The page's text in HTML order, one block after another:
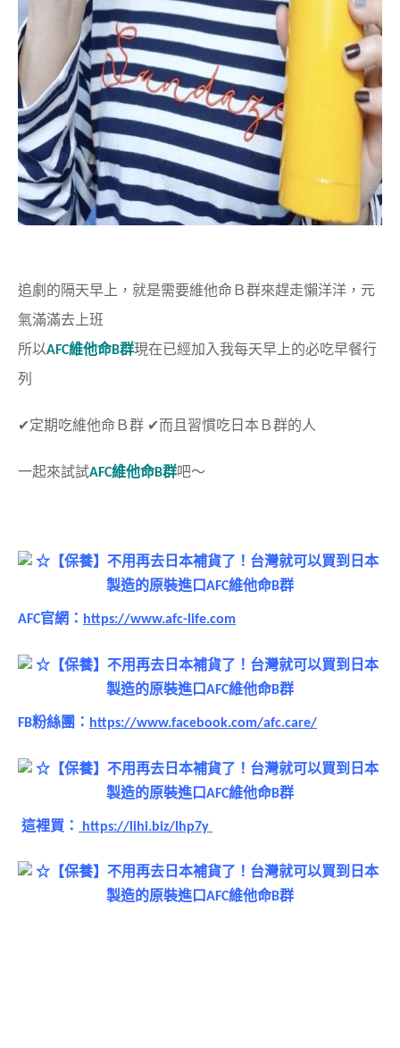
追劇的隔天早上， 就是需要維他命Ｂ群來趕走懶洋洋， 元
氣滿滿去上班
所以AFC維他命B群現在已經加入我每天早上的必吃早餐行
列
✔︎定期吃維他命Ｂ群 ✔︎而且習慣吃日本Ｂ群的人
一起來試試AFC維他命B群吧～
AFC官網： https://www.afc-life.com
FB粉絲團： https://www.facebook.com/afc.care/
這裡買： https://lihi.biz/lhp7y